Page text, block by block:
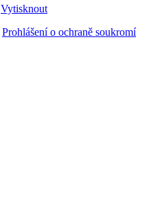
Vytisknout
Prohlášení o ochraně soukromí